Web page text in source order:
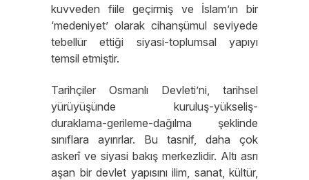
kuvveden fiile geçirmiş ve İslam’ın bir
‘medeniyet’ olarak cihanşümul seviyede
tebellür ettiği siyasi-toplumsal yapıyı
temsil etmiştir.
Tarihçiler Osmanlı Devleti’ni, tarihsel
yürüyüşünde kuruluş-yükseliş-
duraklama-gerileme-dağılma şeklinde
sınıflara ayırırlar. Bu tasnif, daha çok
askerî ve siyasi bakış merkezlidir. Altı asrı
aşan bir devlet yapısını ilim, sanat, kültür,